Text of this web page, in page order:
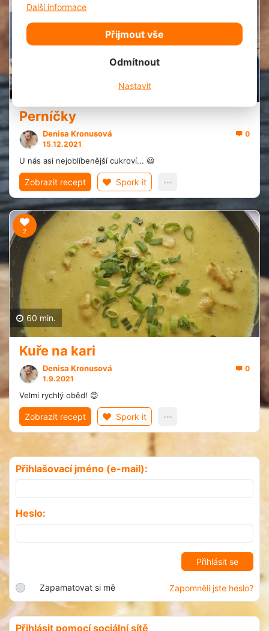
Další informace
Přijmout vše
Odmítnout
Nastavit
Perníčky
0
Denisa Kronusová
15.12.2021
U nás asi nejoblíbenější cukroví... 😃
Zobrazit recept Spork it
60 min.
2
Kuře na kari
0
Denisa Kronusová
1.9.2021
Velmi rychlý oběd! 😊
Zobrazit recept Spork it
Přihlašovací jméno (e-mail):
Heslo:
Zapamatovat si mě Zapomněli jste heslo?
Přihlásit pomocí sociální sítě